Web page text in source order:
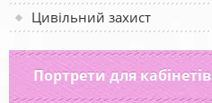
Цивільний захист
Портрети для кабінетів